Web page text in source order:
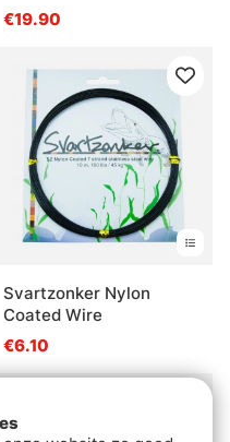
€19.90
Svartzonker Nylon
Coated Wire
€6.10